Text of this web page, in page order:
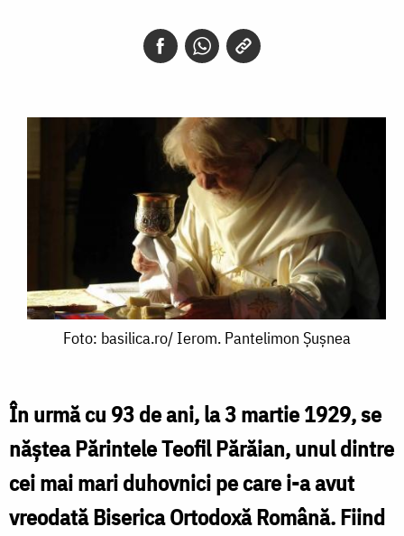
Foto:
Ierom.
Pantelimon
Șușnea
Foto: basilica.ro/ Ierom. Pantelimon Șușnea
În urmă cu 93 de ani, la 3 martie 1929, se
năștea Părintele Teofil Părăian, unul dintre
cei mai mari duhovnici pe care i-a avut
vreodată Biserica Ortodoxă Română. Fiind